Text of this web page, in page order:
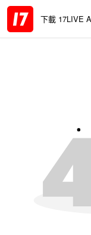
下載 17LIVE